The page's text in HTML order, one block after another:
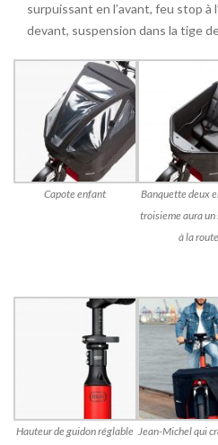
surpuissant en l’avant, feu stop à
devant, suspension dans la tige
Capote enfant
Banquette deux
troisieme aura un
à la route
Hauteur de guidon réglable Jean-Michel qui